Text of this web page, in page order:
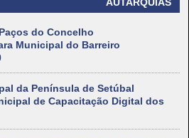
AUTARQUIAS
do Concelho
Municipal do Barreiro
da Península de Setúbal
de Capacitação Digital dos